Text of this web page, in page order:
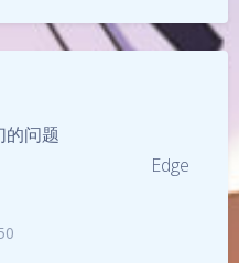
的问题
Edge